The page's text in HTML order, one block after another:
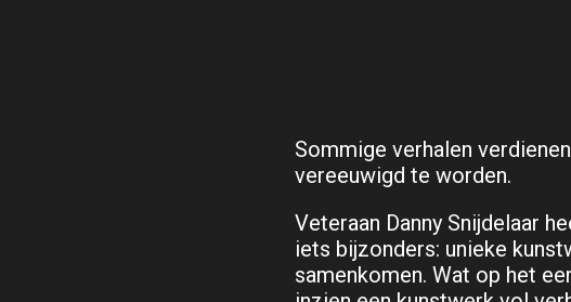
Sommige verhalen
vereeuwigd te worden.
Veteraan Danny Snijdelaar
iets bijzonders: unieke
samenkomen. Wat op het